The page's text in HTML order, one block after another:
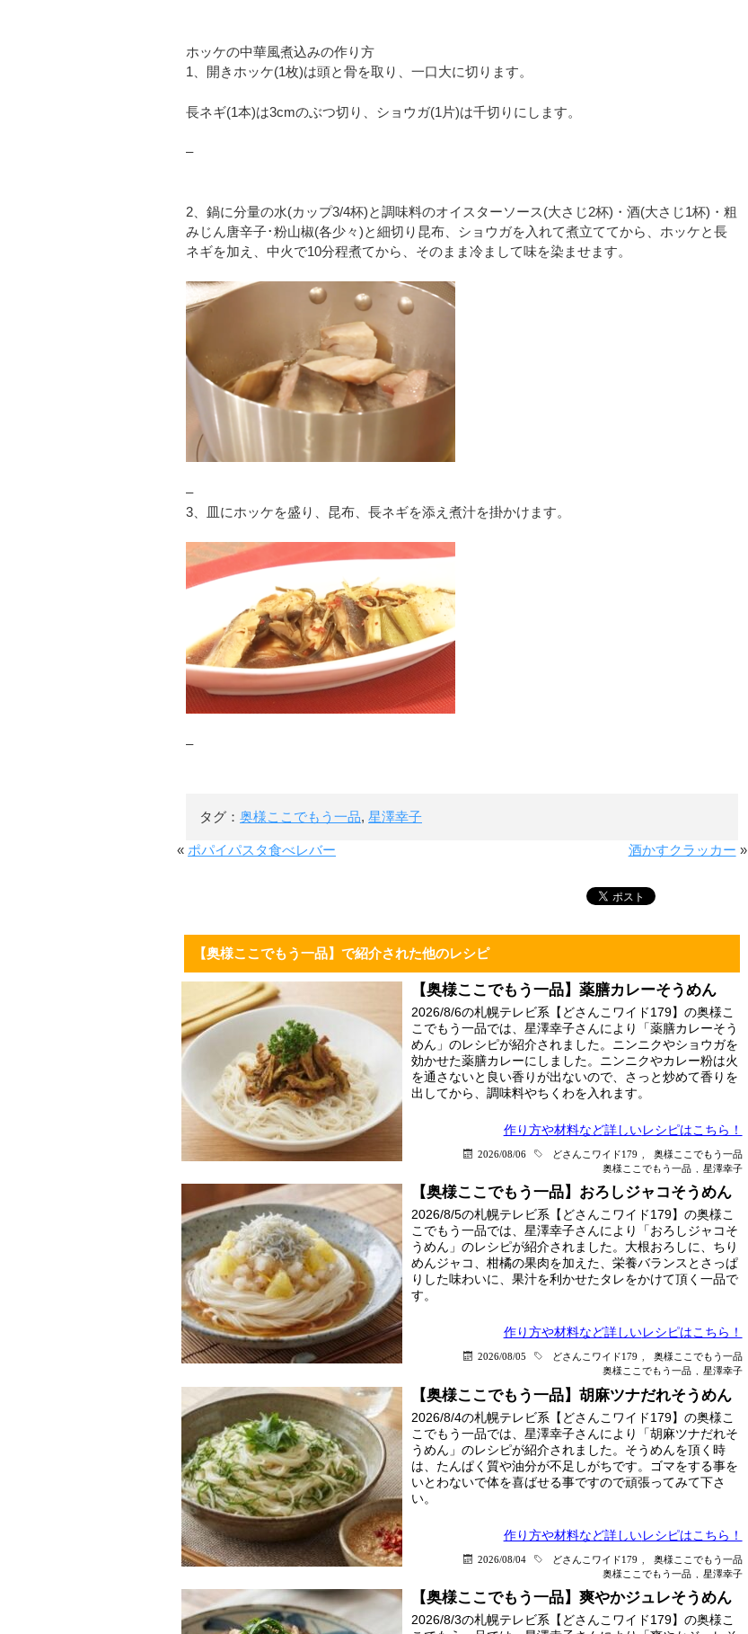
ホッケの中華風煮込みの作り方
1、開きホッケ(1枚)は頭と骨を取り、一口大に切ります。
長ネギ(1本)は3cmのぶつ切り、ショウガ(1片)は千切りにします。
–
2、鍋に分量の水(カップ3/4杯)と調味料のオイスターソース(大さじ2杯)・酒(大さじ1杯)・粗
みじん唐辛子･粉山椒(各少々)と細切り昆布、ショウガを入れて煮立ててから、ホッケと長
ネギを加え、中火で10分程煮てから、そのまま冷まして味を染ませます。
–
3、皿にホッケを盛り、昆布、長ネギを添え煮汁を掛かけます。
–
タグ： 奥様ここでもう一品, 星澤幸子
« ポパイパスタ食べレバー 酒かすクラッカー »
【奥様ここでもう一品】で紹介された他のレシピ
【奥様ここでもう一品】薬膳カレーそうめん
2026/8/6の札幌テレビ系【どさんこワイド179】の奥様こ
こでもう一品では、星澤幸子さんにより「薬膳カレーそう
めん」のレシピが紹介されました。ニンニクやショウガを
効かせた薬膳カレーにしました。ニンニクやカレー粉は火
を通さないと良い香りが出ないので、さっと炒めて香りを
出してから、調味料やちくわを入れます。
作り方や材料など詳しいレシピはこちら！
2026/08/06 どさんこワイド179
奥様ここでもう一品
奥様ここでもう一品
星澤幸子
【奥様ここでもう一品】おろしジャコそうめん
2026/8/5の札幌テレビ系【どさんこワイド179】の奥様こ
こでもう一品では、星澤幸子さんにより「おろしジャコそ
うめん」のレシピが紹介されました。大根おろしに、ちり
めんジャコ、柑橘の果肉を加えた、栄養バランスとさっぱ
りした味わいに、果汁を利かせたタレをかけて頂く一品で
す。
作り方や材料など詳しいレシピはこちら！
2026/08/05 どさんこワイド179
奥様ここでもう一品
奥様ここでもう一品
星澤幸子
【奥様ここでもう一品】胡麻ツナだれそうめん
2026/8/4の札幌テレビ系【どさんこワイド179】の奥様こ
こでもう一品では、星澤幸子さんにより「胡麻ツナだれそ
うめん」のレシピが紹介されました。そうめんを頂く時
は、たんぱく質や油分が不足しがちです。ゴマをする事を
いとわないで体を喜ばせる事ですので頑張ってみて下さ
い。
作り方や材料など詳しいレシピはこちら！
2026/08/04 どさんこワイド179
奥様ここでもう一品
奥様ここでもう一品
星澤幸子
【奥様ここでもう一品】爽やかジュレそうめん
2026/8/3の札幌テレビ系【どさんこワイド179】の奥様こ